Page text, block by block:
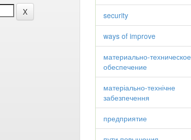
security
ways of improve
материально-техническое
обеспечение
матеріально-технічне
забезпечення
предприятие